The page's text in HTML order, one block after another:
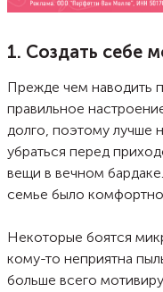
1. Создать себе
Прежде чем наводить
правильное
долго, поэтому лучше
убраться перед
вещи в вечном
семье было комфортно
Некоторые боятся
кому-то неприятна
больше всего